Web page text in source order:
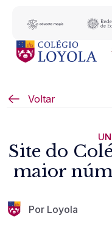
Voltar
Site do
maior
Por Loyola